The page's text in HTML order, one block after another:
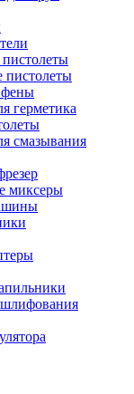
пистолеты
фены
герметика
смазывания
миксеры